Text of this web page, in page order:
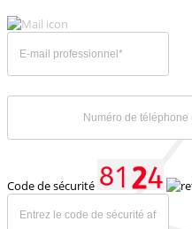
Code de sécurité